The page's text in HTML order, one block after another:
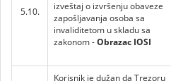
5.10.
izveštaj o izvršenju obaveze
zapošljavanja osoba sa
invaliditetom u skladu sa
zakonom -Obrazac IOSI
Korisnik je dužan da Trezoru